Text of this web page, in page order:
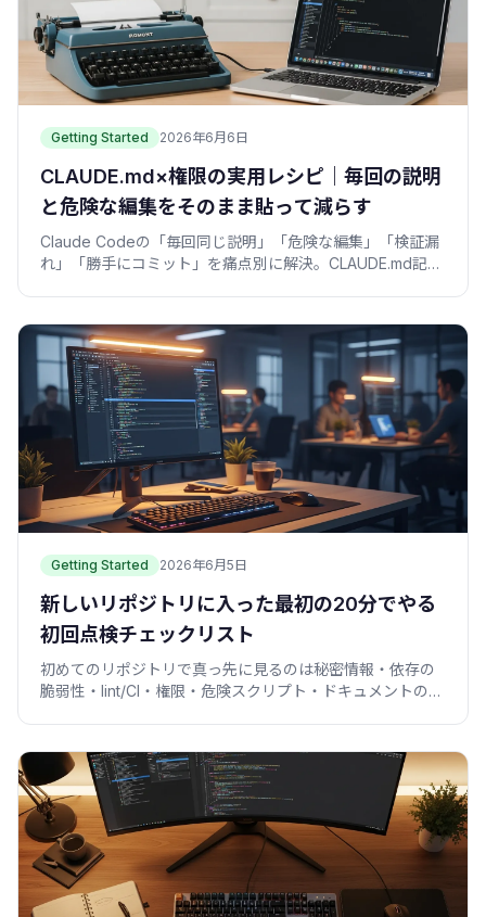
Getting Started 2026年6月6日
CLAUDE.md×権限の実用レシピ｜毎回の説明
と危険な編集をそのまま貼って減らす
Claude Codeの「毎回同じ説明」「危険な編集」「検証漏
れ」「勝手にコミット」を痛点別に解決。CLAUDE.md記述
Getting Started 2026年6月5日
新しいリポジトリに入った最初の20分でやる
初回点検チェックリスト
初めてのリポジトリで真っ先に見るのは秘密情報・依存の
脆弱性・lint/CI・権限・危険スクリプト・ドキュメントの6